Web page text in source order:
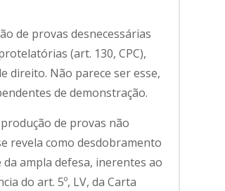
de provas desnecessárias
(art. 130, CPC),
direito. Não parece ser esse,
de demonstração.
de provas não
revela como desdobramento
ampla defesa, inerentes ao
do art. 5º, LV, da Carta